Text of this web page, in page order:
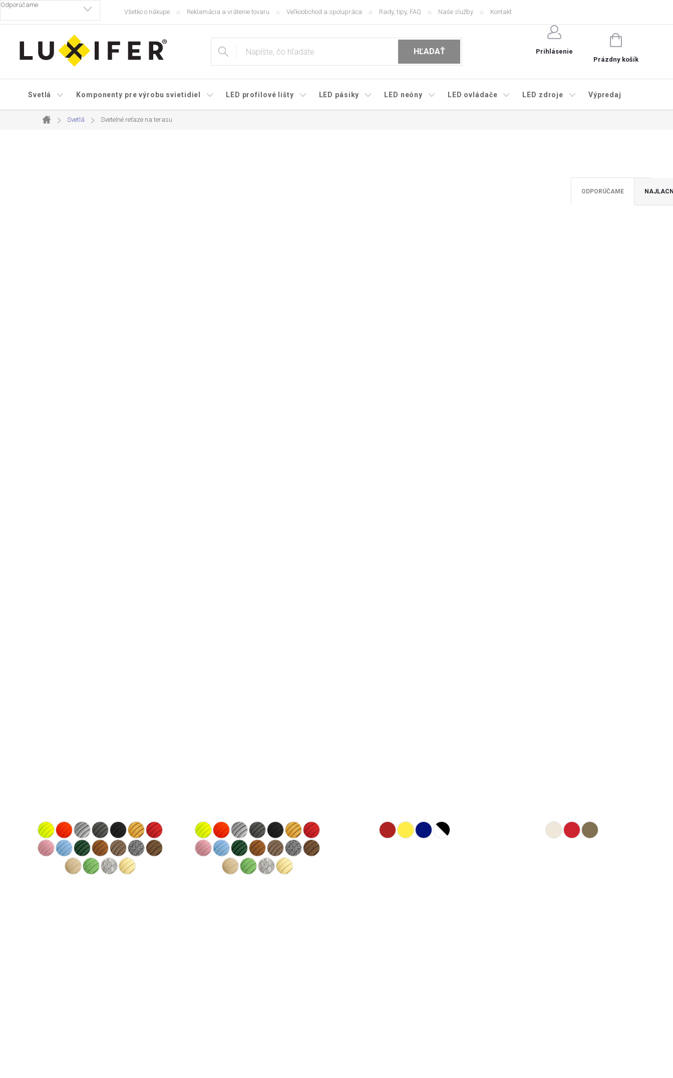
Prejsť
obsah
Všetko o nákupe Reklamácia a vrátenie tovaru Veľkoobchod a spolupráca Rady, tipy, FAQ Naše služby Kontakt
HĽADAŤ Prihlásenie
NÁKUPNÝ
KOŠÍK
Prázdny košík
Svetlá Komponenty pre výrobu svietidiel LED profilové lišty LED pásiky LED neóny LED ovládače LED zdroje Výpredaj
Domov
Svetlá Svetelné reťaze na terasu
ODPORÚČAME